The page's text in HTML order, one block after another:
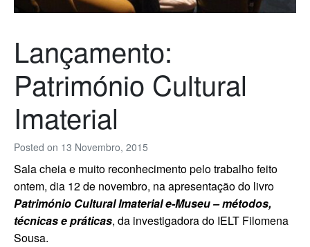
Posted on 13 Novembro, 2015
Lançamento:
Património Cultural
Imaterial
Sala cheia e muito reconhecimento pelo trabalho feito
ontem, dia 12 de novembro, na apresentação do livro
Património Cultural Imateriale-Museu – métodos,
técnicas e práticas, da investigadora do IELT Filomena
Sousa.